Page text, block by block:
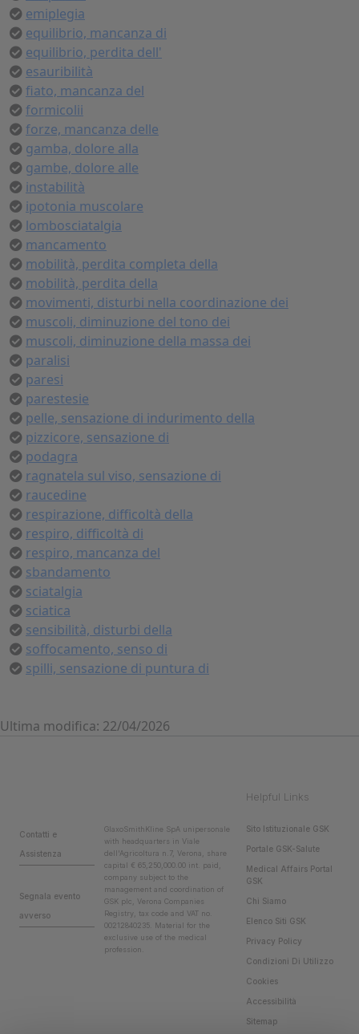
emiplegia
equilibrio, mancanza di
equilibrio, perdita dell'
esauribilità
fiato, mancanza del
formicolii
forze, mancanza delle
gamba, dolore alla
gambe, dolore alle
instabilità
ipotonia muscolare
lombosciatalgia
mancamento
mobilità, perdita completa della
mobilità, perdita della
movimenti, disturbi nella coordinazione dei
muscoli, diminuzione del tono dei
muscoli, diminuzione della massa dei
paralisi
paresi
parestesie
pelle, sensazione di indurimento della
pizzicore, sensazione di
podagra
ragnatela sul viso, sensazione di
raucedine
respirazione, difficoltà della
respiro, difficoltà di
respiro, mancanza del
sbandamento
sciatalgia
sciatica
sensibilità, disturbi della
soffocamento, senso di
spilli, sensazione di puntura di
Ultima modifica: 22/04/2026
Helpful Links
Contatti e
Assistenza
Segnala evento
avverso
GlaxoSmithKline SpA unipersonale
with headquarters in Viale
dell'Agricoltura n.7, Verona, share
capital € 65,250,000.00 int. paid,
company subject to the
management and coordination of
GSK plc, Verona Companies
Registry, tax code and VAT no.
00212840235. Material for the
exclusive use of the medical
profession.
Sito Istituzionale GSK
Portale GSK-Salute
Medical Affairs Portal
GSK
Chi Siamo
Elenco Siti GSK
Privacy Policy
Condizioni Di Utilizzo
Cookies
Accessibilità
Sitemap